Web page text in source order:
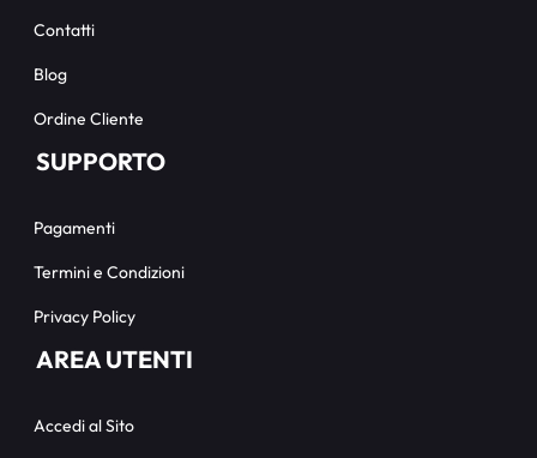
Contatti
Blog
Ordine Cliente
SUPPORTO
Pagamenti
Termini e Condizioni
Privacy Policy
AREA UTENTI
Accedi al Sito